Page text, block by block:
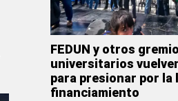
FEDUN y otros
universitarios
para presionar por la
financiamiento